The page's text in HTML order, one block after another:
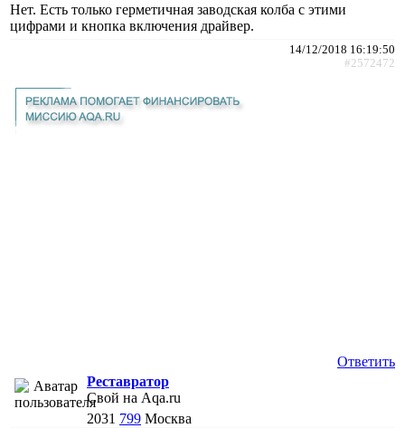
Нет. Есть только герметичная заводская колба с этими
цифрами и кнопка включения драйвер.
14/12/2018 16:19:50
#2572472
Ответить
Реставратор
Свой на Aqa.ru
2031 799 Москва